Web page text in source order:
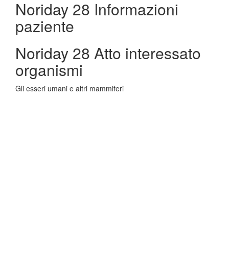
Noriday 28 Informazioni
paziente
Noriday 28 Atto interessato
organismi
Gli esseri umani e altri mammiferi